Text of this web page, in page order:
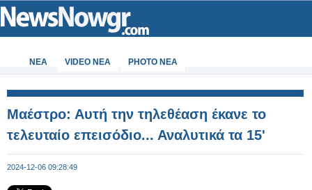
ΝΕΑ VIDEO NEA PHOTO NEA
Μαέστρο: Αυτή την τηλεθέαση έκανε το
τελευταίο επεισόδιο... Αναλυτικά τα 15'
2024-12-06 09:28:49